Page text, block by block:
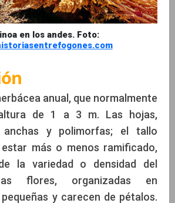
en los andes. Foto:
anual, que normalmente
de 1 a 3 m. Las hojas,
anchas y polimorfas; el tallo
más o menos ramificado,
la variedad o densidad del
flores, organizadas en
y carecen de pétalos.